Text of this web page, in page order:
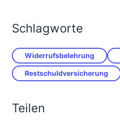
Schlagworte
Widerrufsbelehrung
Restschuldversicherung
Teilen